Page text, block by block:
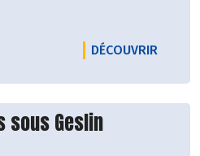
DÉCOUVRIR
sous Geslin